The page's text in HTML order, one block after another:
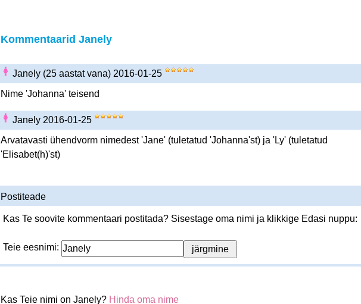
Kommentaarid Janely
Janely (25 aastat vana) 2016-01-25
Nime 'Johanna' teisend
Janely 2016-01-25
Arvatavasti ühendvorm nimedest 'Jane' (tuletatud 'Johanna'st) ja 'Ly' (tuletatud
'Elisabet(h)'st)
Postiteade
Kas Te soovite kommentaari postitada? Sisestage oma nimi ja klikkige Edasi nuppu:
Teie eesnimi:
Kas Teie nimi on Janely? Hinda oma nime